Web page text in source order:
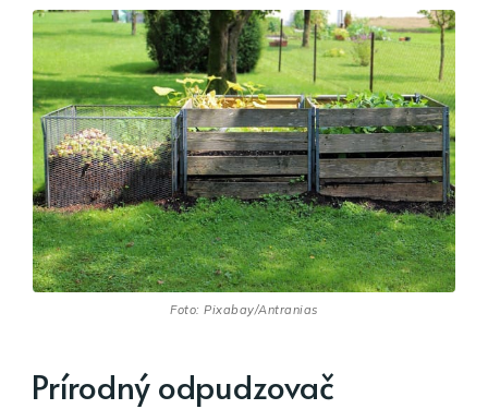
Foto: Pixabay/Antranias
Prírodný odpudzovač